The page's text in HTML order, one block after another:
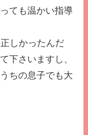
ても温かい指導
しかったんだ
下さいますし、
ちの息子でも大